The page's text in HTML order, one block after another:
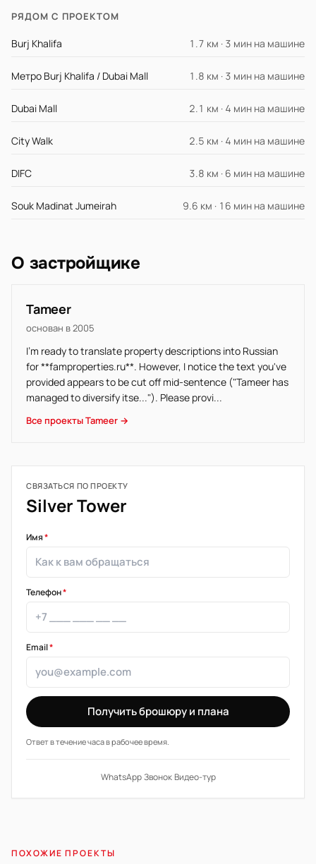
РЯДОМ С ПРОЕКТОМ
Burj Khalifa 1.7 км · 3 мин на машине
Метро Burj Khalifa / Dubai Mall 1.8 км · 3 мин на машине
Dubai Mall 2.1 км · 4 мин на машине
City Walk 2.5 км · 4 мин на машине
DIFC 3.8 км · 6 мин на машине
Souk Madinat Jumeirah 9.6 км · 16 мин на машине
О застройщике
Tameer
основан в 2005
I'm ready to translate property descriptions into Russian
for **famproperties.ru**. However, I notice the text you've
provided appears to be cut off mid-sentence ("Tameer has
managed to diversify itse..."). Please provi...
Все проекты Tameer →
СВЯЗАТЬСЯ ПО ПРОЕКТУ
Silver Tower
Имя*
Телефон*
Email*
Получить брошюру и плана
Ответ в течение часа в рабочее время.
WhatsApp·Звонок·Видео-тур
ПОХОЖИЕ ПРОЕКТЫ